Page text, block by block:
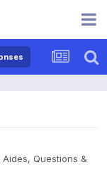
Questions &